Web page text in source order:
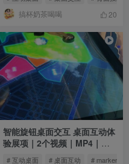
搞杯奶茶喝喝 20
智能旋钮桌面交互 桌面互动体
验展项｜2个视频｜MP4｜
200.98M
# 互动桌面 # 桌面互动 # marker旋